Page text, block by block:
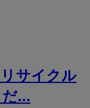
サイクル
...